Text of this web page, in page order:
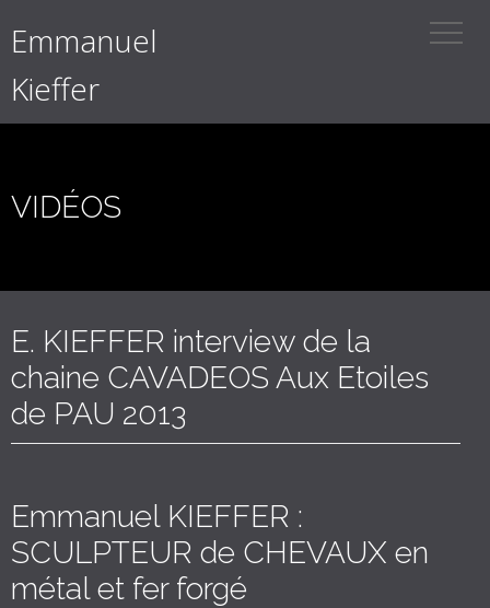
Emmanuel
Kieffer
VIDÉOS
E. KIEFFER interview de la
chaine CAVADEOS Aux Etoiles
de PAU 2013
Emmanuel KIEFFER :
SCULPTEUR de CHEVAUX en
métal et fer forgé